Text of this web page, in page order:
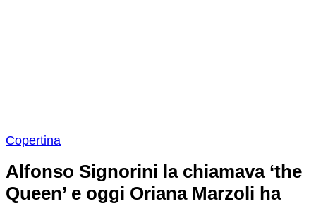
Copertina
Alfonso Signorini la chiamava ‘the
Queen’ e oggi Oriana Marzoli ha